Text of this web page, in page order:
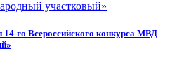
14-го Всероссийского конкурса МВД